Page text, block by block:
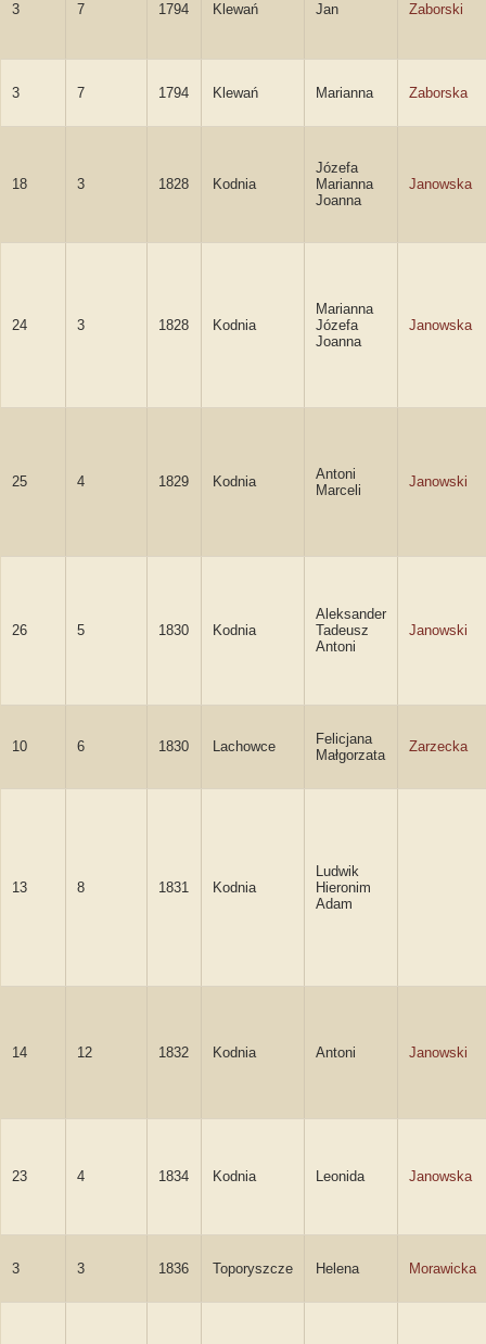
3 7 1794 Klewań Jan Zaborski
3 7 1794 Klewań Marianna Zaborska
18 3 1828 Kodnia
Józefa
Marianna
Joanna
Janowska
24 3 1828 Kodnia
Marianna
Józefa
Joanna
Janowska
25 4 1829 Kodnia
Antoni
Marceli
Janowski
26 5 1830 Kodnia
Aleksander
Tadeusz
Antoni
Janowski
10 6 1830 Lachowce
Felicjana
Małgorzata
Zarzecka
13 8 1831 Kodnia
Ludwik
Hieronim
Adam
14 12 1832 Kodnia Antoni Janowski
23 4 1834 Kodnia Leonida Janowska
3 3 1836 Toporyszcze Helena Morawicka